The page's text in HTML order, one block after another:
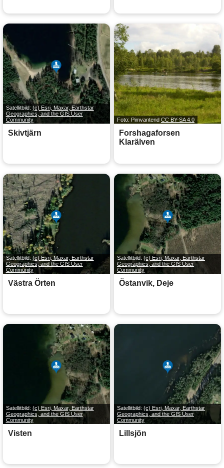
Satellitbild: (c) Esri, Maxar, Earthstar
Geographics, and the GIS User
Community
Skivtjärn
Foto: Pimvantend CC BY-SA 4.0
Forshagaforsen
Klarälven
Satellitbild:(c) Esri, Maxar, Earthstar
Geographics, and the GIS User
Community
Västra Örten
Satellitbild: (c) Esri, Maxar, Earthstar
Geographics, and the GIS User
Community
Östanvik, Deje
Satellitbild: (c) Esri, Maxar, Earthstar
Geographics, and the GIS User
Community
Visten
Satellitbild: (c) Esri, Maxar, Earthstar
Geographics, and the GIS User
Community
Lillsjön